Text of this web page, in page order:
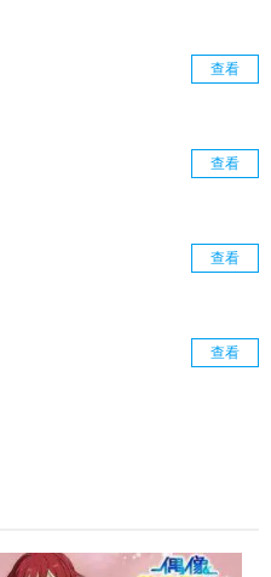
查看
查看
查看
查看